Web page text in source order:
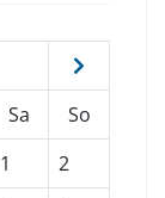
Sa
So
1
2